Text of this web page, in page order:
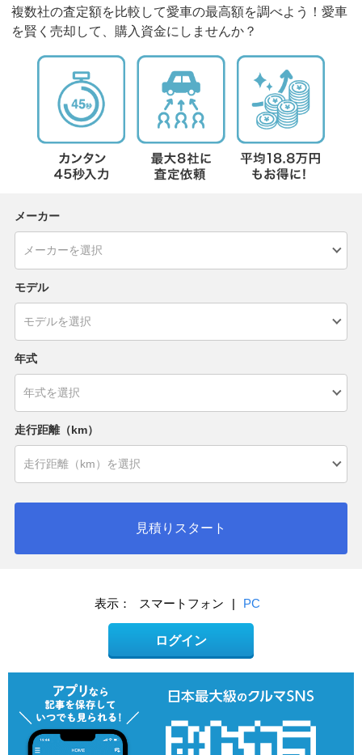
複数社の査定額を比較して愛車の最高額を調べよう！愛車
を賢く売却して、購入資金にしませんか？
メーカー
モデル
年式
走行距離（km）
見積りスタート
表示： スマートフォン PC
ログイン